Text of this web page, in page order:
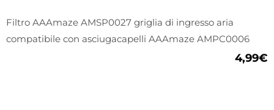
Filtro AAAmaze AMSP0027 griglia di ingresso aria
compatibile con asciugacapelli AAAmaze AMPC0006
4,99€